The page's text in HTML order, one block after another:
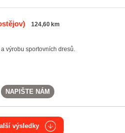
124,60 km
výrobu sportovních dresů.
NAPIŠTE NÁM
výsledky